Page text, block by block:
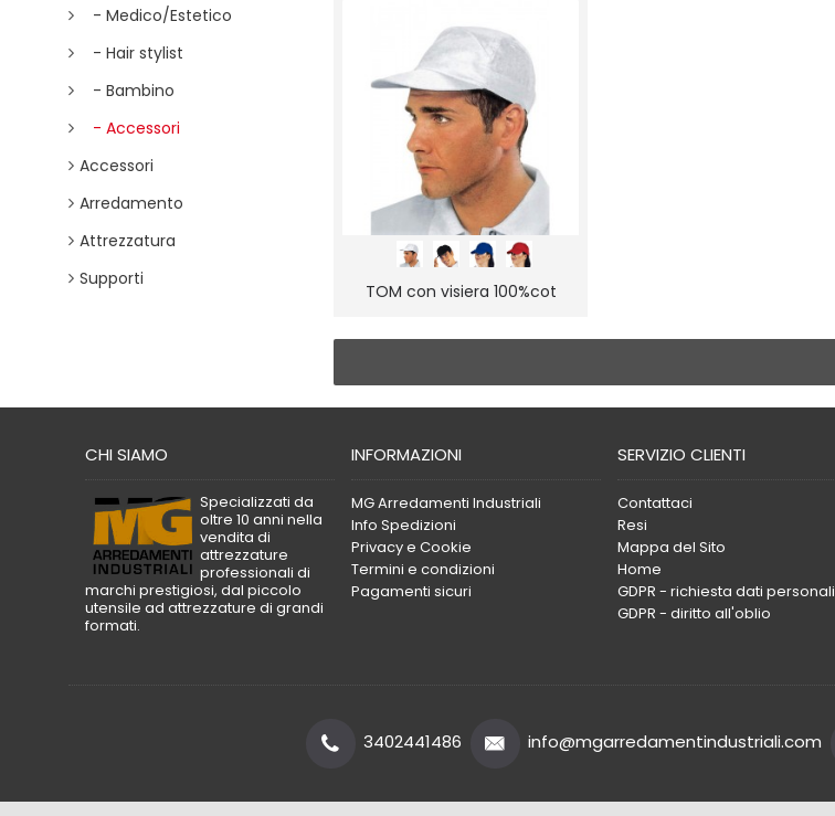
- Medico/Estetico
- Hair stylist
- Bambino
- Accessori
Accessori
Arredamento
Attrezzatura
Supporti
TOM con visiera 100%cot
CHI SIAMO
Specializzati da
oltre 10 anni nella
vendita di
attrezzature
professionali di
marchi prestigiosi, dal piccolo
utensile ad attrezzature di grandi
formati.
INFORMAZIONI
MG Arredamenti Industriali
Info Spedizioni
Privacy e Cookie
Termini e condizioni
Pagamenti sicuri
SERVIZIO CLIENTI
Contattaci
Resi
Mappa del Sito
Home
GDPR - richiesta dati personali
GDPR - diritto all'oblio
3402441486 info@mgarredamentindustriali.com